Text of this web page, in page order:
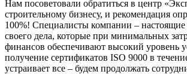
Нам посоветовали обратиться в центр
строительному бизнесу, и рекомендация
100%! Специалисты компании –
своего дела, которые при минимальных
финансов обеспечивают высокий уровень
получение сертификатов ISO 9000 в
устраивает все – будем продолжать